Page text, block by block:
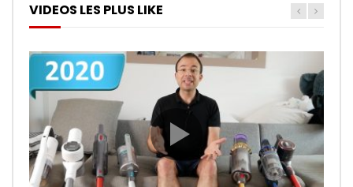
VIDEOS LES PLUS LIKE